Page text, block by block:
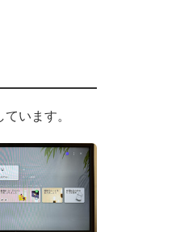
います。